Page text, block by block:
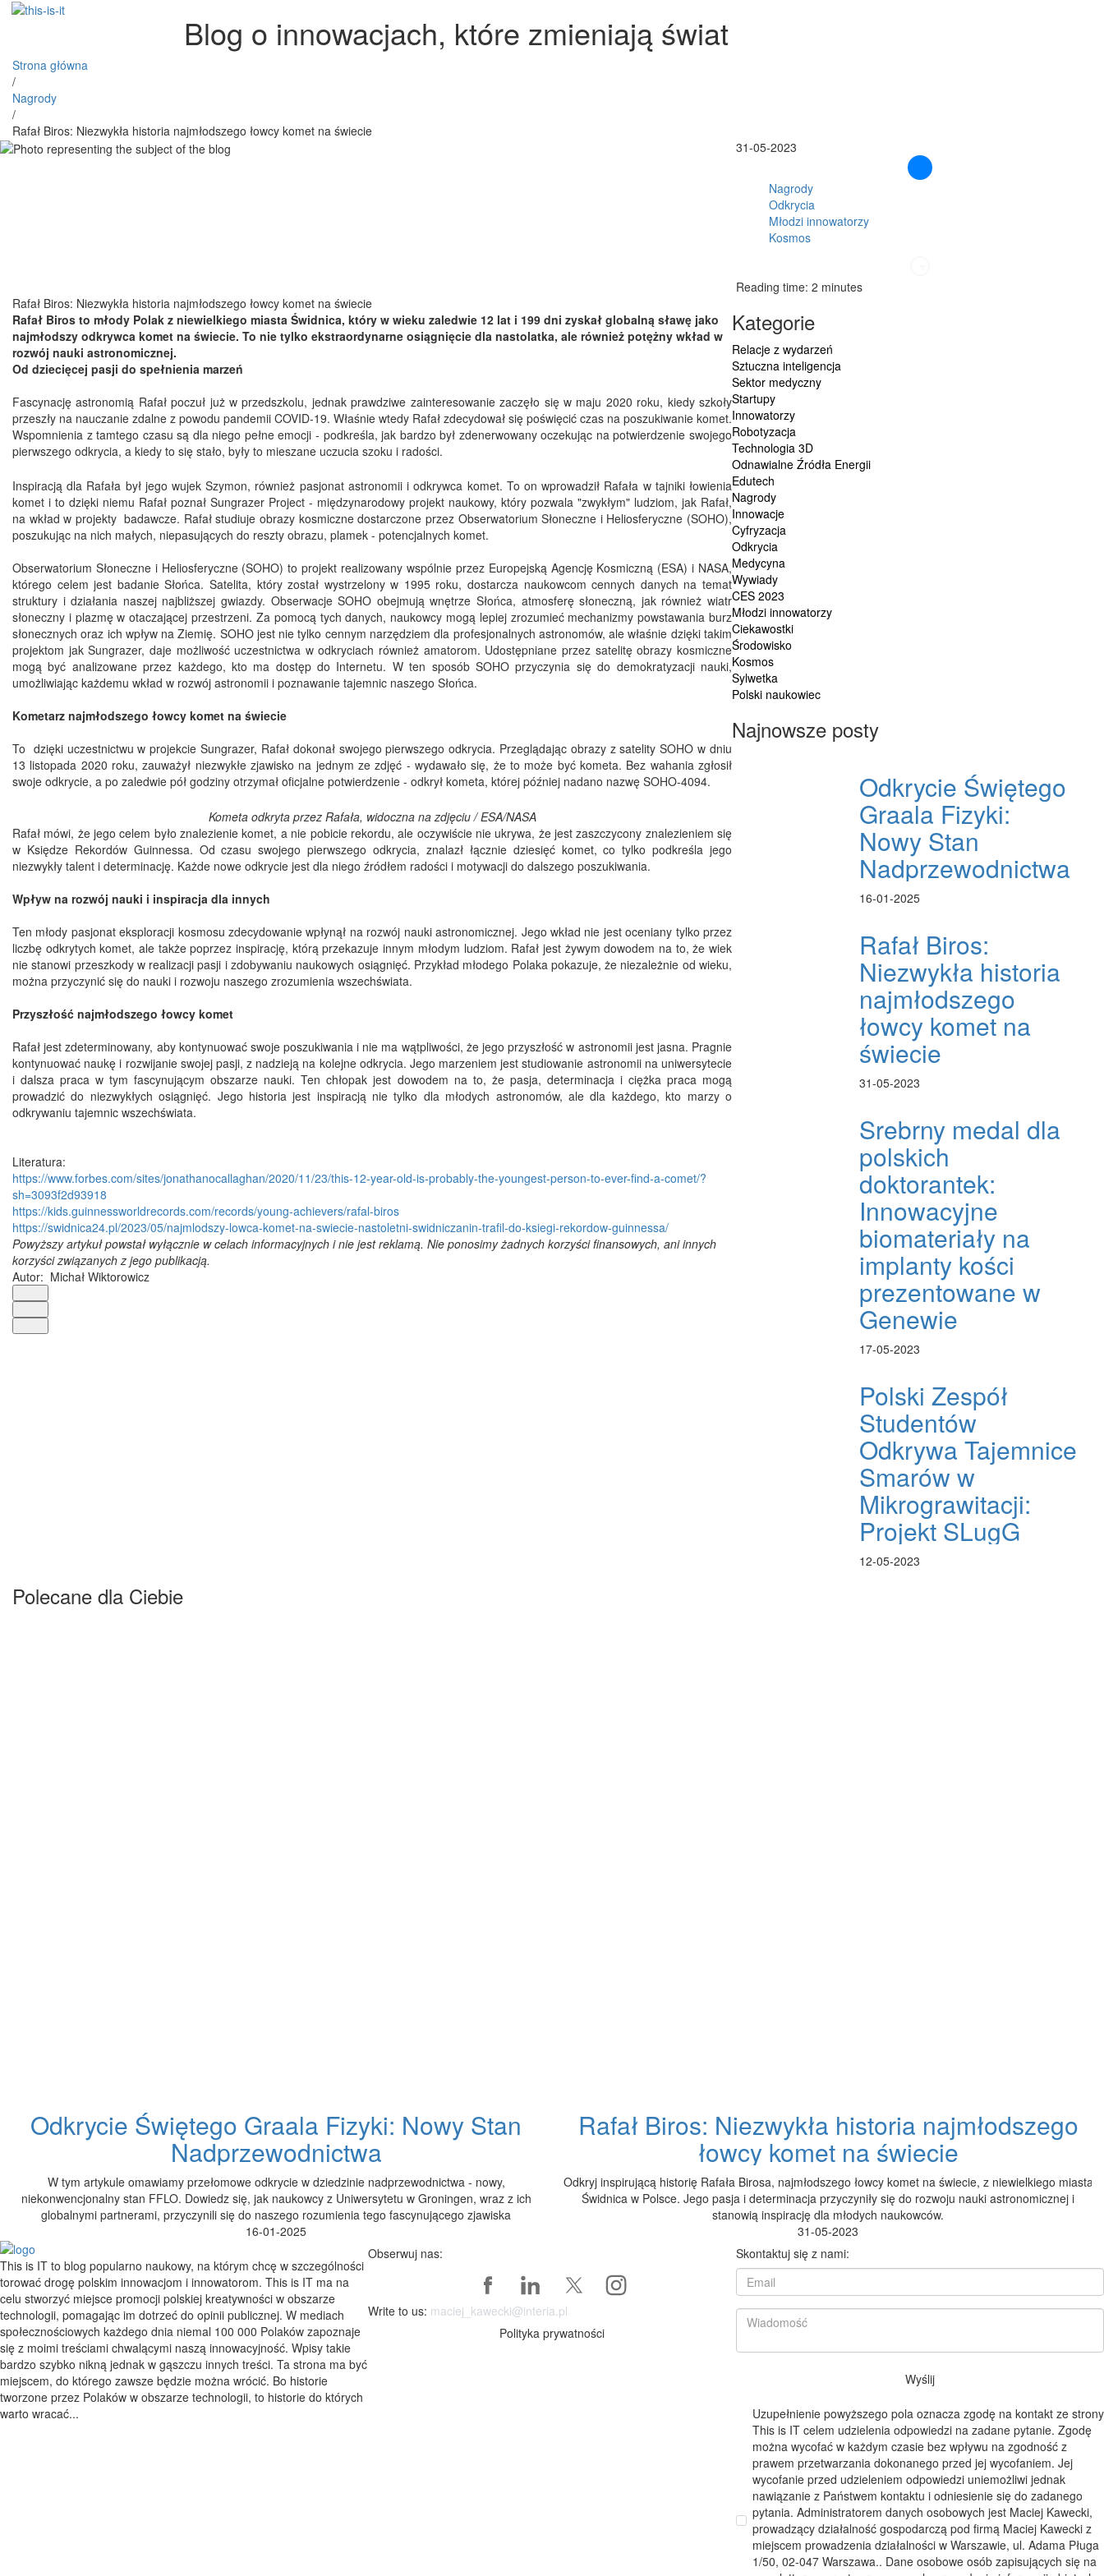
Blog o innowacjach, które zmieniają świat
Strona główna
/
Nagrody
/
Rafał Biros: Niezwykła historia najmłodszego łowcy komet na świecie
31-05-2023
Nagrody
Odkrycia
Młodzi innowatorzy
Kosmos
Reading time: 2 minutes
Rafał Biros: Niezwykła historia najmłodszego łowcy komet na świecie
Rafał Biros to młody Polak z niewielkiego miasta Świdnica, który w wieku zaledwie 12 lat i 199 dni zyskał globalną sławę jako
najmłodszy odkrywca komet na świecie. To nie tylko ekstraordynarne osiągnięcie dla nastolatka, ale również potężny wkład w
rozwój nauki astronomicznej.
Od dziecięcej pasji do spełnienia marzeń
Fascynację astronomią Rafał poczuł już w przedszkolu, jednak prawdziwe zainteresowanie zaczęło się w maju 2020 roku, kiedy szkoły
przeszły na nauczanie zdalne z powodu pandemii COVID-19. Właśnie wtedy Rafał zdecydował się poświęcić czas na poszukiwanie komet.
Wspomnienia z tamtego czasu są dla niego pełne emocji - podkreśla, jak bardzo był zdenerwowany oczekując na potwierdzenie swojego
pierwszego odkrycia, a kiedy to się stało, były to mieszane uczucia szoku i radości.
Inspiracją dla Rafała był jego wujek Szymon, również pasjonat astronomii i odkrywca komet. To on wprowadził Rafała w tajniki łowienia
komet i to dzięki niemu Rafał poznał Sungrazer Project - międzynarodowy projekt naukowy, który pozwala "zwykłym" ludziom, jak Rafał,
na wkład w projekty badawcze. Rafał studiuje obrazy kosmiczne dostarczone przez Obserwatorium Słoneczne i Heliosferyczne (SOHO),
poszukując na nich małych, niepasujących do reszty obrazu, plamek - potencjalnych komet.
Obserwatorium Słoneczne i Heliosferyczne (SOHO) to projekt realizowany wspólnie przez Europejską Agencję Kosmiczną (ESA) i NASA,
którego celem jest badanie Słońca. Satelita, który został wystrzelony w 1995 roku, dostarcza naukowcom cennych danych na temat
struktury i działania naszej najbliższej gwiazdy. Obserwacje SOHO obejmują wnętrze Słońca, atmosferę słoneczną, jak również wiatr
słoneczny i plazmę w otaczającej przestrzeni. Za pomocą tych danych, naukowcy mogą lepiej zrozumieć mechanizmy powstawania burz
słonecznych oraz ich wpływ na Ziemię. SOHO jest nie tylko cennym narzędziem dla profesjonalnych astronomów, ale właśnie dzięki takim
projektom jak Sungrazer, daje możliwość uczestnictwa w odkryciach również amatorom. Udostępniane przez satelitę obrazy kosmiczne
mogą być analizowane przez każdego, kto ma dostęp do Internetu. W ten sposób SOHO przyczynia się do demokratyzacji nauki,
umożliwiając każdemu wkład w rozwój astronomii i poznawanie tajemnic naszego Słońca.
Kometarz najmłodszego łowcy komet na świecie
To dzięki uczestnictwu w projekcie Sungrazer, Rafał dokonał swojego pierwszego odkrycia. Przeglądając obrazy z satelity SOHO w dniu
13 listopada 2020 roku, zauważył niezwykłe zjawisko na jednym ze zdjęć - wydawało się, że to może być kometa. Bez wahania zgłosił
swoje odkrycie, a po zaledwie pół godziny otrzymał oficjalne potwierdzenie - odkrył kometa, której później nadano nazwę SOHO-4094.
Kometa odkryta przez Rafała, widoczna na zdjęciu / ESA/NASA
Rafał mówi, że jego celem było znalezienie komet, a nie pobicie rekordu, ale oczywiście nie ukrywa, że jest zaszczycony znalezieniem się
w Księdze Rekordów Guinnessa. Od czasu swojego pierwszego odkrycia, znalazł łącznie dziesięć komet, co tylko podkreśla jego
niezwykły talent i determinację. Każde nowe odkrycie jest dla niego źródłem radości i motywacji do dalszego poszukiwania.
Wpływ na rozwój nauki i inspiracja dla innych
Ten młody pasjonat eksploracji kosmosu zdecydowanie wpłynął na rozwój nauki astronomicznej. Jego wkład nie jest oceniany tylko przez
liczbę odkrytych komet, ale także poprzez inspirację, którą przekazuje innym młodym ludziom. Rafał jest żywym dowodem na to, że wiek
nie stanowi przeszkody w realizacji pasji i zdobywaniu naukowych osiągnięć. Przykład młodego Polaka pokazuje, że niezależnie od wieku,
można przyczynić się do nauki i rozwoju naszego zrozumienia wszechświata.
Przyszłość najmłodszego łowcy komet
Rafał jest zdeterminowany, aby kontynuować swoje poszukiwania i nie ma wątpliwości, że jego przyszłość w astronomii jest jasna. Pragnie
kontynuować naukę i rozwijanie swojej pasji, z nadzieją na kolejne odkrycia. Jego marzeniem jest studiowanie astronomii na uniwersytecie
i dalsza praca w tym fascynującym obszarze nauki. Ten chłopak jest dowodem na to, że pasja, determinacja i ciężka praca mogą
prowadzić do niezwykłych osiągnięć. Jego historia jest inspiracją nie tylko dla młodych astronomów, ale dla każdego, kto marzy o
odkrywaniu tajemnic wszechświata.
Literatura:
https://www.forbes.com/sites/jonathanocallaghan/2020/11/23/this-12-year-old-is-probably-the-youngest-person-to-ever-find-a-comet/?
sh=3093f2d93918
https://kids.guinnessworldrecords.com/records/young-achievers/rafal-biros
https://swidnica24.pl/2023/05/najmlodszy-lowca-komet-na-swiecie-nastoletni-swidniczanin-trafil-do-ksiegi-rekordow-guinnessa/
Powyższy artykuł powstał wyłącznie w celach informacyjnych i nie jest reklamą. Nie ponosimy żadnych korzyści finansowych, ani innych
korzyści związanych z jego publikacją.
Autor: Michał Wiktorowicz
Kategorie
Relacje z wydarzeń
Sztuczna inteligencja
Sektor medyczny
Startupy
Innowatorzy
Robotyzacja
Technologia 3D
Odnawialne Źródła Energii
Edutech
Nagrody
Innowacje
Cyfryzacja
Odkrycia
Medycyna
Wywiady
CES 2023
Młodzi innowatorzy
Ciekawostki
Środowisko
Kosmos
Sylwetka
Polski naukowiec
Najnowsze posty
Odkrycie Świętego
Graala Fizyki:
Nowy Stan
Nadprzewodnictwa
16-01-2025
Rafał Biros:
Niezwykła historia
najmłodszego
łowcy komet na
świecie
31-05-2023
Srebrny medal dla
polskich
doktorantek:
Innowacyjne
biomateriały na
implanty kości
prezentowane w
Genewie
17-05-2023
Polski Zespół
Studentów
Odkrywa Tajemnice
Smarów w
Mikrograwitacji:
Projekt SLugG
12-05-2023
Polecane dla Ciebie
Odkrycie Świętego Graala Fizyki: Nowy Stan
Nadprzewodnictwa
W tym artykule omawiamy przełomowe odkrycie w dziedzinie nadprzewodnictwa - nowy,
niekonwencjonalny stan FFLO. Dowiedz się, jak naukowcy z Uniwersytetu w Groningen, wraz z ich
globalnymi partnerami, przyczynili się do naszego rozumienia tego fascynującego zjawiska
16-01-2025
Rafał Biros: Niezwykła historia najmłodszego
łowcy komet na świecie
Odkryj inspirującą historię Rafała Birosa, najmłodszego łowcy komet na świecie, z niewielkiego miasta
Świdnica w Polsce. Jego pasja i determinacja przyczyniły się do rozwoju nauki astronomicznej i
stanowią inspirację dla młodych naukowców.
31-05-2023
This is IT to blog popularno naukowy, na którym chcę w szczególności
torować drogę polskim innowacjom i innowatorom. This is IT ma na
celu stworzyć miejsce promocji polskiej kreatywności w obszarze
technologii, pomagając im dotrzeć do opinii publicznej. W mediach
społecznościowych każdego dnia niemal 100 000 Polaków zapoznaje
się z moimi treściami chwalącymi naszą innowacyjność. Wpisy takie
bardzo szybko nikną jednak w gąszczu innych treści. Ta strona ma być
miejscem, do którego zawsze będzie można wrócić. Bo historie
tworzone przez Polaków w obszarze technologii, to historie do których
warto wracać...
Obserwuj nas:
Write to us: maciej_kawecki@interia.pl
Polityka prywatności
Skontaktuj się z nami:
Wyślij
Uzupełnienie powyższego pola oznacza zgodę na kontakt ze strony
This is IT celem udzielenia odpowiedzi na zadane pytanie. Zgodę
można wycofać w każdym czasie bez wpływu na zgodność z
prawem przetwarzania dokonanego przed jej wycofaniem. Jej
wycofanie przed udzieleniem odpowiedzi uniemożliwi jednak
nawiązanie z Państwem kontaktu i odniesienie się do zadanego
pytania. Administratorem danych osobowych jest Maciej Kawecki,
prowadzący działalność gospodarczą pod firmą Maciej Kawecki z
miejscem prowadzenia działalności w Warszawie, ul. Adama Pługa
1/50, 02-047 Warszawa.. Dane osobowe osób zapisujących się na